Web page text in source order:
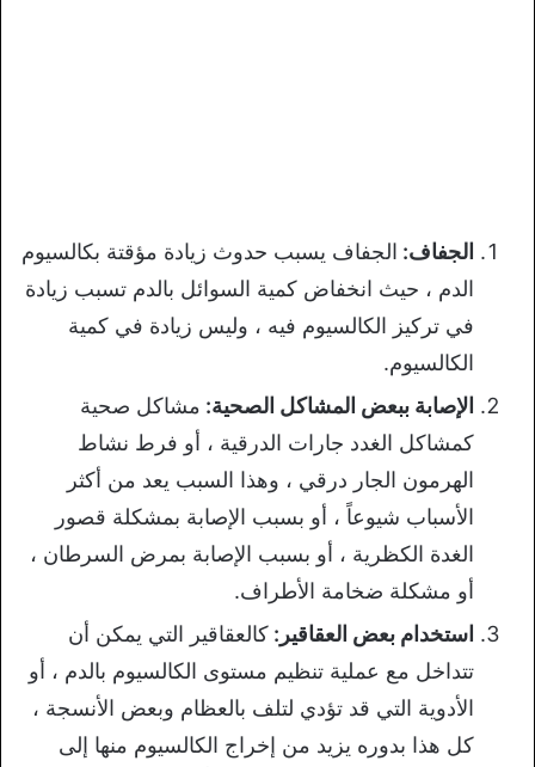
الجفاف: الجفاف يسبب حدوث زيادة مؤقتة بكالسيوم
الدم ، حيث انخفاض كمية السوائل بالدم تسبب زيادة
في تركيز الكالسيوم فيه ، وليس زيادة في كمية
الكالسيوم.
الإصابة ببعض المشاكل الصحية: مشاكل صحية
كمشاكل الغدد جارات الدرقية ، أو فرط نشاط
الهرمون الجار درقي ، وهذا السبب يعد من أكثر
الأسباب شيوعاً ، أو بسبب الإصابة بمشكلة قصور
الغدة الكظرية ، أو بسبب الإصابة بمرض السرطان ،
أو مشكلة ضخامة الأطراف.
استخدام بعض العقاقير: كالعقاقير التي يمكن أن
تتداخل مع عملية تنظيم مستوى الكالسيوم بالدم ، أو
الأدوية التي قد تؤدي لتلف بالعظام وبعض الأنسجة ،
كل هذا بدوره يزيد من إخراج الكالسيوم منها إلى